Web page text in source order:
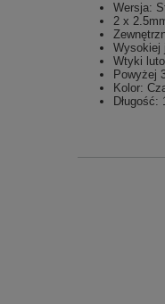
Wersja:
2 x
Wysokiej
Wtyki
Powyżej
Kolor:
Długość: